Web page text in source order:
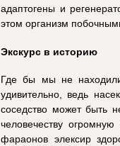
адаптогены и
этом организм
Экскурс в историю
Где бы мы не
удивительно, ведь
соседство может быть
человечеству
фараонов элексир